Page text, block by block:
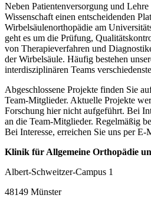
Neben Patientenversorgung und
Wissenschaft einen entscheidenden
Wirbelsäulenorthopädie am
geht es um die Prüfung,
von Therapieverfahren und
der Wirbelsäule. Häufig bestehen
interdisziplinären Teams
Abgeschlossene Projekte finden Sie
Team-Mitglieder. Aktuelle Projekte
Forschung hier nicht aufgeführt. Bei
an die Team-Mitglieder. Regelmäßig
Bei Interesse, erreichen Sie uns per E-
Klinik für Allgemeine Orthopädie
Albert-Schweitzer-Campus 1
48149 Münster